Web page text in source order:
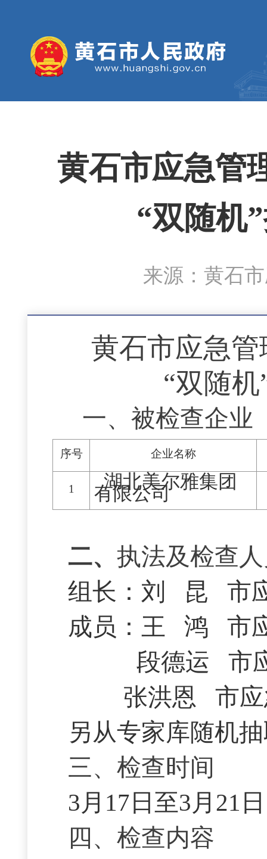
黄石市应急管
“双随机
来源：黄石
黄石市应急
“双随
一、被检查企业
序号 企业名称
1 湖北美尔雅集团
有限公司
二、 执法及检查
组长：刘 昆 市
成员：王 鸿 市
段德运 市应
张洪恩 市应
另从专家库随机
三、检查时间
3月17日至3月21日
四、检查内容